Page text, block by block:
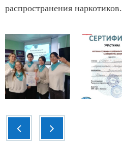
распространения наркотиков.